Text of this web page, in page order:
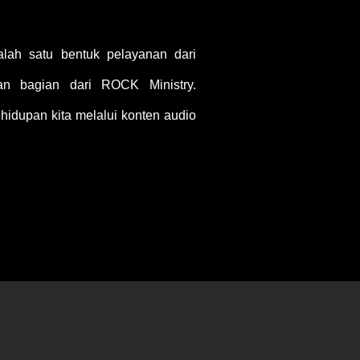
satu bentuk pelayanan dari
bagian dari ROCK Ministry.
kita melalui konten audio